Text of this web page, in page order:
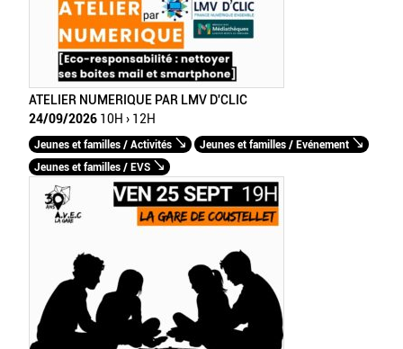
ATELIER NUMERIQUE PAR LMV D'CLIC
24/09/2026 10H › 12H
Jeunes et familles / Activités
Jeunes et familles / Evénement
Jeunes et familles / EVS